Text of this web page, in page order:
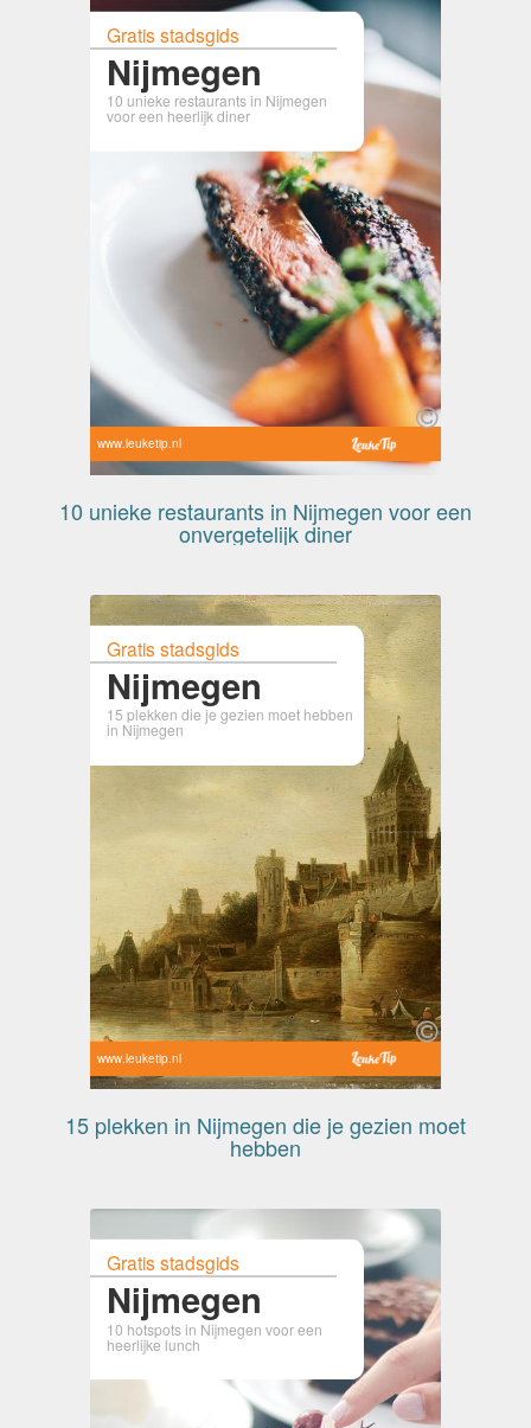
Gratis stadsgids
Nijmegen
10 unieke restaurants in Nijmegen
voor een heerlijk diner
www.leuketip.nl
10 unieke restaurants in Nijmegen voor een
onvergetelijk diner
Gratis stadsgids
Nijmegen
15 plekken die je gezien moet hebben
in Nijmegen
www.leuketip.nl
15 plekken in Nijmegen die je gezien moet
hebben
Gratis stadsgids
Nijmegen
10 hotspots in Nijmegen voor een
heerlijke lunch